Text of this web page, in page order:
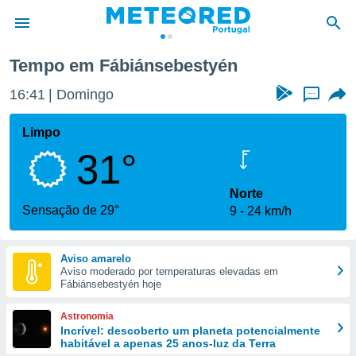
da
foi
fornecidas
a este
das
e
forma
digital
Tempo em Fábiánsebestyén
16:41 Domingo ...
Limpo
31°
Sensação de 29°
Norte
9
24 km/h
Aviso amarelo
Aviso moderado por temperaturas elevadas em
Fábiánsebestyén hoje
Astronomia
Incrível: descoberto um planeta potencialmente
habitável a apenas 25 anos-luz da Terra